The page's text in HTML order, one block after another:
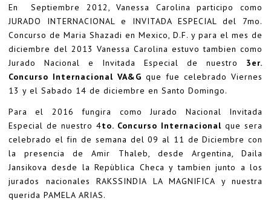
En Septiembre 2012, Vanessa Carolina participo como
JURADO INTERNACIONAL e INVITADA ESPECIAL del 7mo.
Concurso de Maria Shazadi en Mexico, D.F. y para el mes de
diciembre del 2013 Vanessa Carolina estuvo tambien como
Jurado Nacional e Invitada Especial de nuestro
3er.
Concurso Internacional VA&G que fue celebrado Viernes
13 y el Sabado 14 de diciembre en Santo Domingo.
Para el 2016 fungira como Jurado Nacional Invitada
Especial de nuestro 4to. Concurso Internacional que sera
celebrado el fin de semana del 09 al 11 de Diciembre con
la presencia de Amir Thaleb, desde Argentina, Daila
Jansikova desde la Repùblica Checa y tambien junto a los
jurados nacionales RAKSSINDIA LA MAGNIFICA y nuestra
querida PAMELA ARIAS.